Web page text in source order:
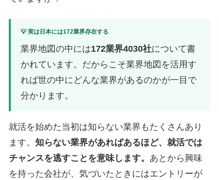
💡 実は日本には172業界存在する
業界地図の中には172業界4030社について書
かれています。だからこそ業界地図を活用す
れば世の中にどんな業界があるのかが一目で
分かります。
就活を始めた当初は知らない業界もたくさんあり
ます。 知らない業界があればあるほど、就活では
チャンスを逃すことを意味します。 あとから興味
を持った会社が、気づいたときにはエントリーが